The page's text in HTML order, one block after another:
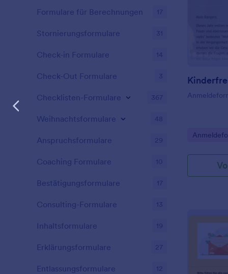
passt.
Salesforce
Dropbox
Go to
Formulare für Berechnungen 17
Stornierungsformulare 31
Check-in Formulare 14
Check-Out Formulare 3
Checklisten-Formulare 367
Weihnachtsformulare 48
Anspruchsformulare 29
Coaching Formulare 10
Bestätigungsformulare 17
Consulting-Formulare 13
Inhaltsformulare 19
Erklärungsformulare 27
Entlassungsformulare 12